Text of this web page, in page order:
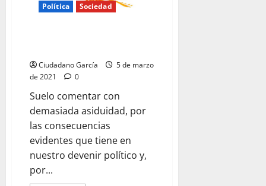
Política Sociedad
Ciudadano García
5 de marzo
de 2021
0
Suelo comentar con
demasiada asiduidad, por
las consecuencias
evidentes que tiene en
nuestro devenir político y,
por...